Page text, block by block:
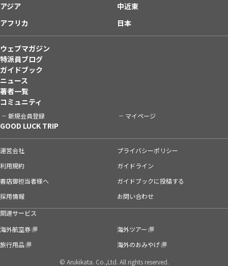
アジア
中近東
アフリカ
日本
ウェブマガジン
特派員ブログ
ガイドブック
ニュース
著者一覧
コミュニティ
新規会員登録 マイページ
GOOD LUCK TRIP
運営会社
プライバシーポリシー
利用規約
ガイドライン
書店御担当者様へ
ガイドブックに投稿する
採用情報
お問い合わせ
関連サービス
海外航空券
海外ツアー
旅行用品
海外のおみやげ
© Arukikata. Co.,Ltd. All rights reserved.